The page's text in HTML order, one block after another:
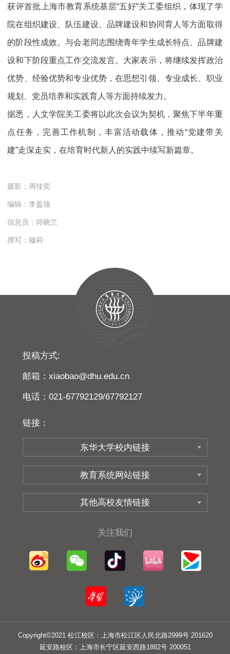
获评首批上海市教育系统基层“五好”关工委组织，体现了学
院在组织建设、队伍建设、品牌建设和协同育人等方面取得
的阶段性成效。与会老同志围绕青年学生成长特点、品牌建
设和下阶段重点工作交流发言。大家表示，将继续发挥政治
优势、经验优势和专业优势，在思想引领、专业成长、职业
规划、党员培养和实践育人等方面持续发力。
据悉，人文学院关工委将以此次会议为契机，聚焦下半年重
点任务，完善工作机制，丰富活动载体，推动“党建带关
建”走深走实，在培育时代新人的实践中续写新篇章。
摄影：周佳奕
编辑：李盈颉
信息员：符晓兰
撰写：穆莉
投稿方式:
邮箱：xiaobao@dhu.edu.cn
电话：021-67792129/67792127
链接：
关注我们
Copyright©2021 松江校区：上海市松江区人民北路2999号 201620
延安路校区：上海市长宁区延安西路1882号 200051